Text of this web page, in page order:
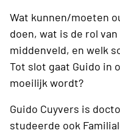
Wat kunnen/moeten
doen, wat is de rol
middenveld, en welk
Tot slot gaat Guido in
moeilijk wordt?
Guido Cuyvers is
studeerde ook